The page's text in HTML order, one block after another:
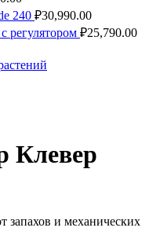
240 ₽30,990.00
регулятором ₽25,790.00
Клевер
запахов и механических